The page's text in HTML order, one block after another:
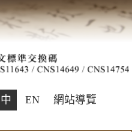
中 EN 網站導覽